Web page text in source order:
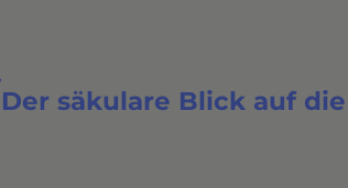
Der säkulare Blick auf